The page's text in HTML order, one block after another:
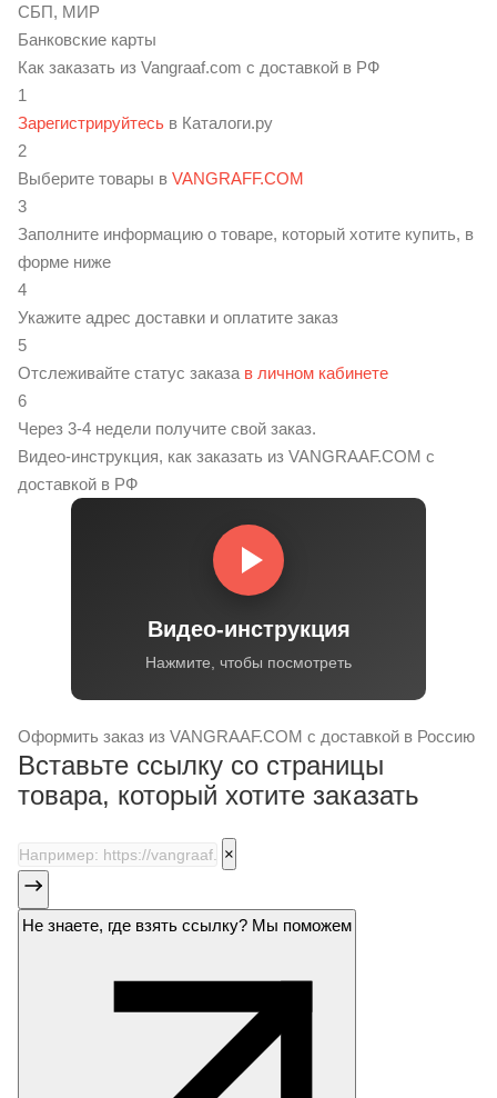
СБП, МИР
Банковские карты
Как заказать из Vangraaf.com с доставкой в РФ
1
Зарегистрируйтесь в Каталоги.ру
2
Выберите товары в VANGRAFF.COM
3
Заполните информацию о товаре, который хотите купить, в
форме ниже
4
Укажите адрес доставки и оплатите заказ
5
Отслеживайте статус заказа в личном кабинете
6
Через 3-4 недели получите свой заказ.
Видео-инструкция, как заказать из VANGRAAF.COM с
доставкой в РФ
Видео-инструкция
Нажмите, чтобы посмотреть
Оформить заказ из VANGRAAF.COM с доставкой в Россию
Вставьте ссылку со страницы
товара, который хотите заказать
×
Не знаете, где взять ссылку? Мы поможем